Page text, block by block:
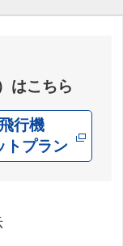
はこちら
行機
トプラン